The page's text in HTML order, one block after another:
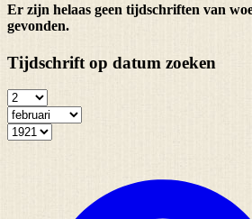
Er zijn helaas geen tijdschriften van
gevonden.
Tijdschrift op datum zoeken